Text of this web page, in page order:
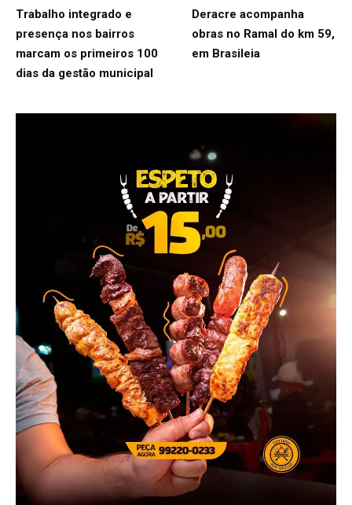
Trabalho integrado e
presença nos bairros
marcam os primeiros 100
dias da gestão municipal
Deracre acompanha
obras no Ramal do km 59,
em Brasileia